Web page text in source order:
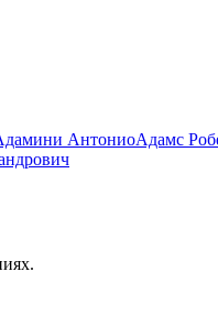
АнтониоАдамс